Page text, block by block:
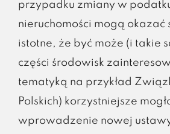
przypadku zmiany w
nieruchomości mogą okazać
istotne, że być może (i takie
części środowisk
tematyką na przykład
Polskich) korzystniejsze
wprowadzenie nowej